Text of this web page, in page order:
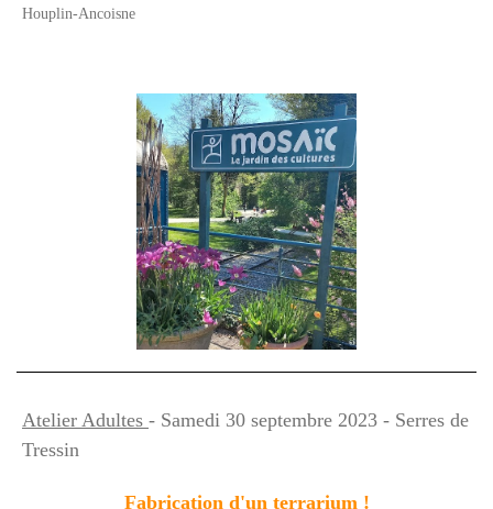
Houplin-Ancoisne
Atelier Adultes - Samedi 30 septembre 2023 - Serres de
Tressin
Fabrication d'un terrarium !